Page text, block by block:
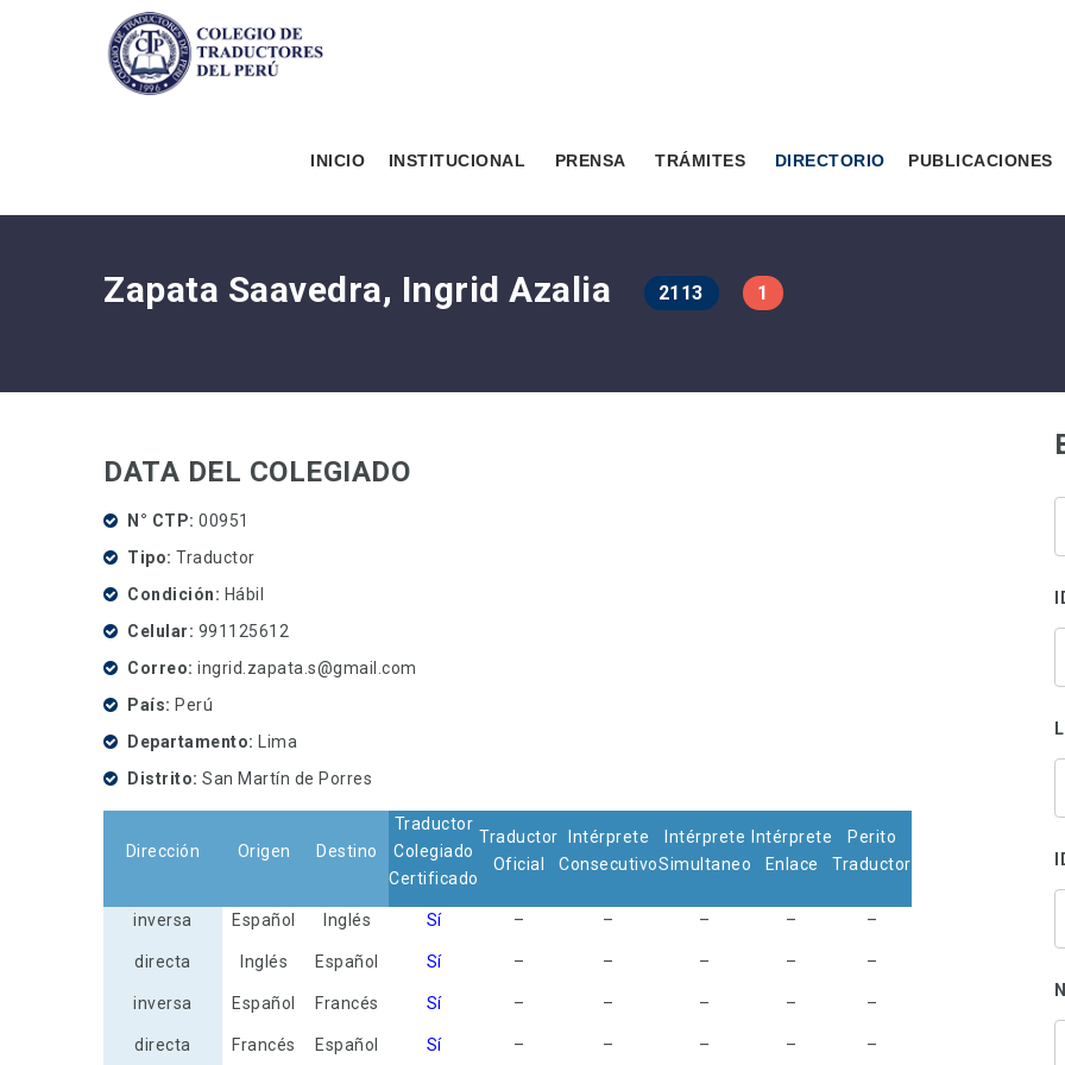
INICIO INSTITUCIONAL PRENSA TRÁMITES DIRECTORIO PUBLICACIONES
Zapata Saavedra, Ingrid Azalia 2113 1
DATA DEL COLEGIADO
N° CTP 00951
Tipo Traductor
Condición
Hábil
Celular
991125612
Correo ingrid.zapata.s@gmail.com
País Perú
Departamento Lima
Distrito San Martín de Porres
Dirección Origen Destino
Traductor
Colegiado
Certificado
Traductor
Oficial
Intérprete
Consecutivo
Intérprete
Simultaneo
Intérprete
Enlace
Perito
Traductor
inversa Español Inglés Sí – – – – –
directa Inglés Español Sí – – – – –
inversa Español Francés Sí – – – – –
directa Francés Español Sí – – – – –